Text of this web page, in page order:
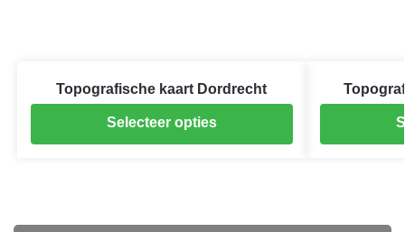
Topografische kaart Dordrecht
Selecteer opties